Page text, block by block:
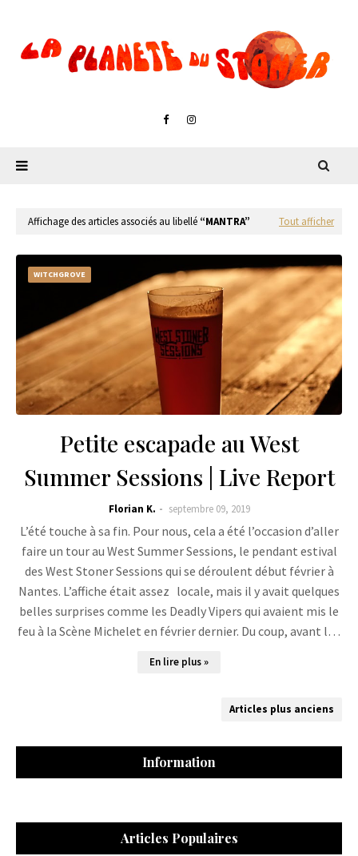
Affichage des articles associés au libellé MANTRA Tout afficher
WITCHGROVE
Petite escapade au West
Summer Sessions | Live Report
Florian K. septembre 09, 2019
L’été touche à sa fin. Pour nous, cela a été l’occasion d’aller
faire un tour au West Summer Sessions, le pendant estival
des West Stoner Sessions qui se déroulent début février à
Nantes. L’affiche était assez locale, mais il y avait quelques
belles surprises comme les Deadly Vipers qui avaient mis le
feu à la Scène Michelet en février dernier. Du coup, avant l…
En lire plus »
Articles plus anciens
Information
Articles Populaires